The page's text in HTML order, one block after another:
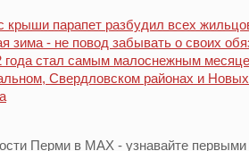
крыши парапет разбудил всех
зима - не повод забывать о своих
года стал самым малоснежным
Свердловском районах и
Перми в MAX - узнавайте первыми